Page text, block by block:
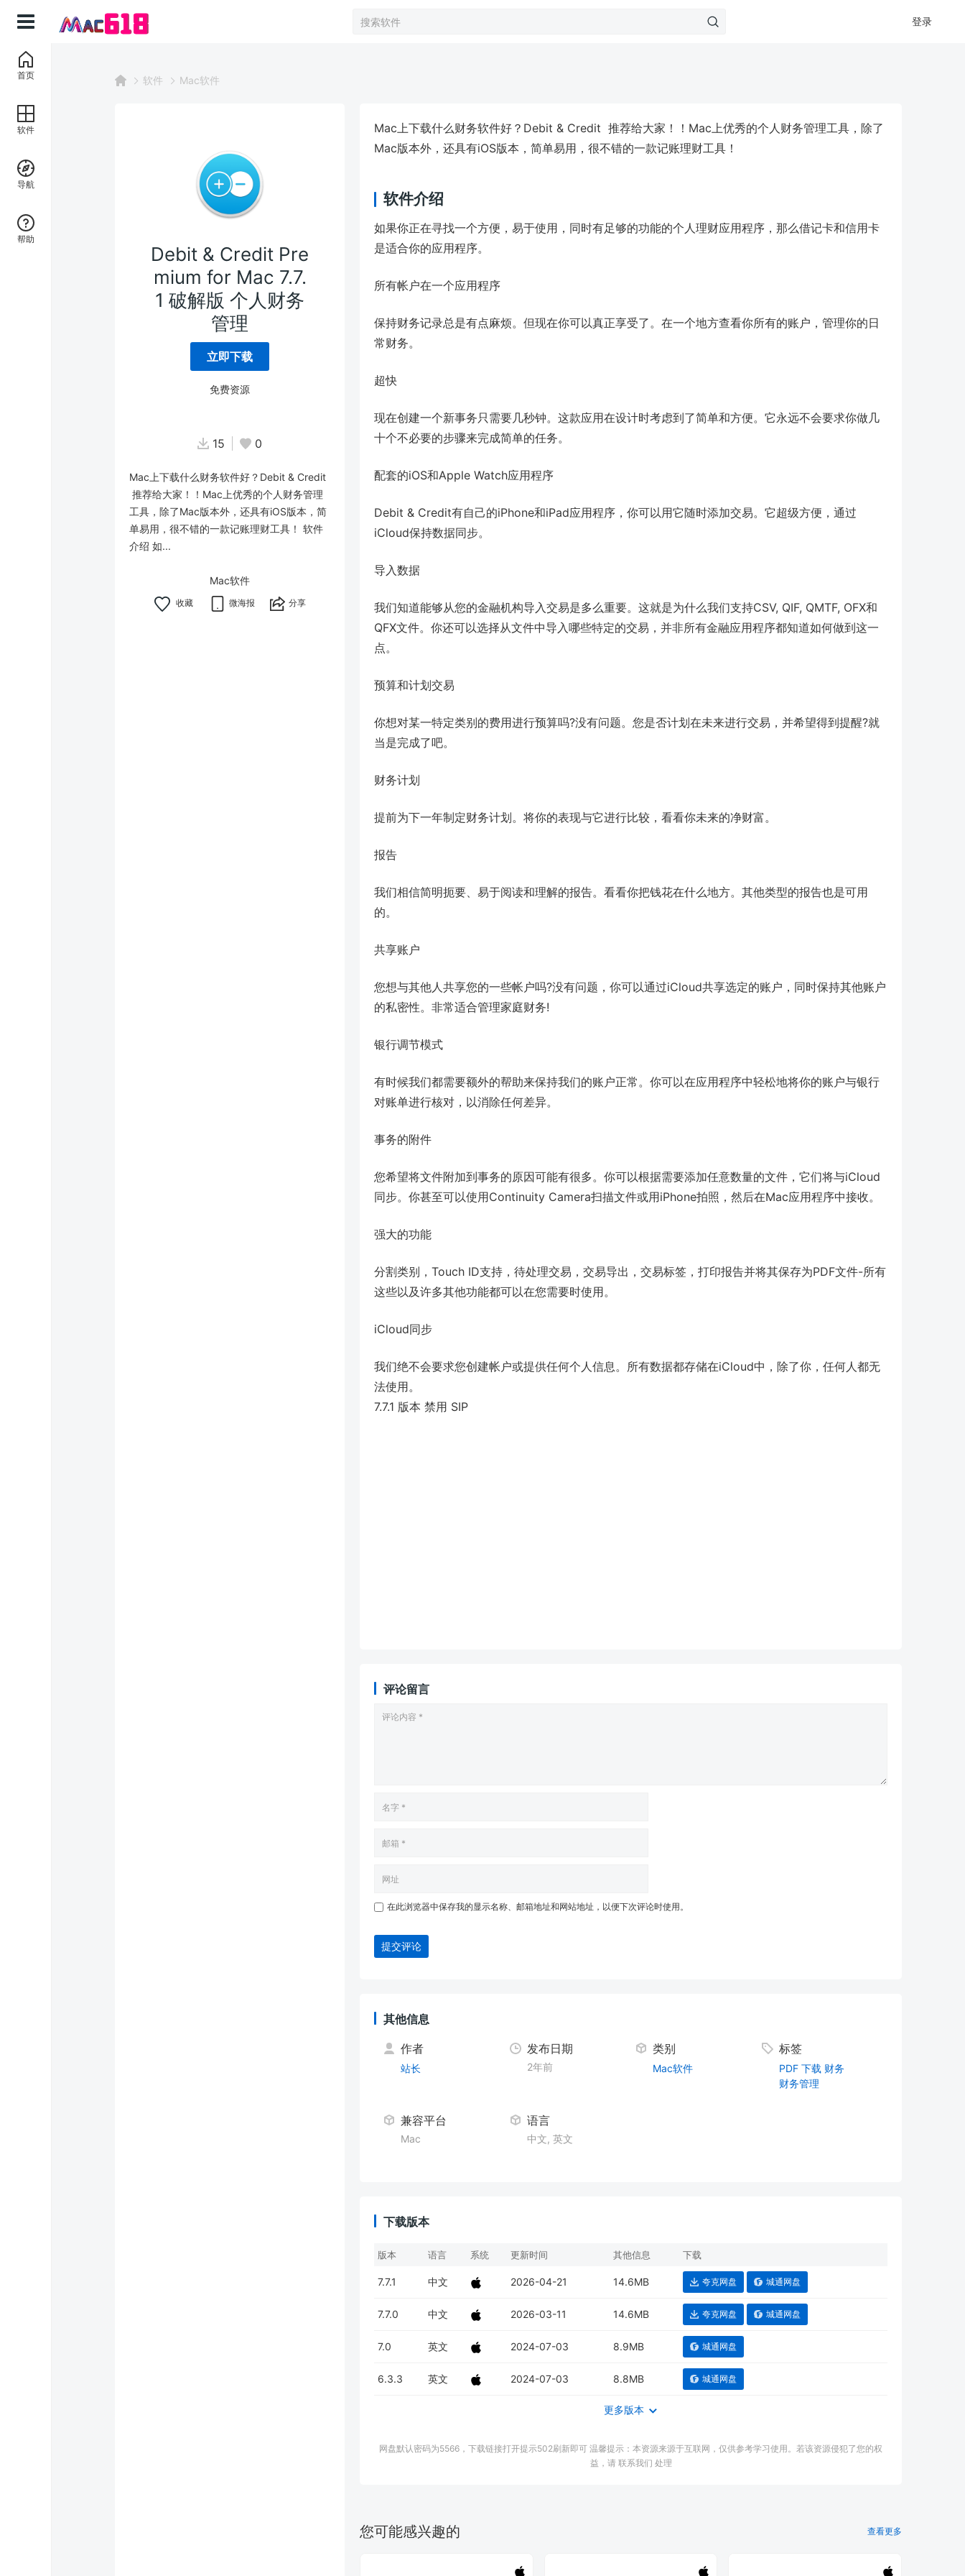
登录
软件 Mac软件
Debit & Credit Pre
mium for Mac 7.7.
1 破解版 个人财务
管理
立即下载
免费资源
15 0
Mac上下载什么财务软件好？Debit & Credit
推荐给大家！！Mac上优秀的个人财务管理
工具，除了Mac版本外，还具有iOS版本，简
单易用，很不错的一款记账理财工具！ 软件
介绍 如...
Mac软件
微海报 分享
Mac上下载什么财务软件好？Debit & Credit 推荐给大家！！Mac上优秀的个人财务管理工具，除了
Mac版本外，还具有iOS版本，简单易用，很不错的一款记账理财工具！
软件介绍
如果你正在寻找一个方便，易于使用，同时有足够的功能的个人理财应用程序，那么借记卡和信用卡
是适合你的应用程序。
所有帐户在一个应用程序
保持财务记录总是有点麻烦。但现在你可以真正享受了。在一个地方查看你所有的账户，管理你的日
常财务。
超快
现在创建一个新事务只需要几秒钟。这款应用在设计时考虑到了简单和方便。它永远不会要求你做几
十个不必要的步骤来完成简单的任务。
配套的iOS和Apple Watch应用程序
Debit & Credit有自己的iPhone和iPad应用程序，你可以用它随时添加交易。它超级方便，通过
iCloud保持数据同步。
导入数据
我们知道能够从您的金融机构导入交易是多么重要。这就是为什么我们支持CSV, QIF, QMTF, OFX和
QFX文件。你还可以选择从文件中导入哪些特定的交易，并非所有金融应用程序都知道如何做到这一
点。
预算和计划交易
你想对某一特定类别的费用进行预算吗?没有问题。您是否计划在未来进行交易，并希望得到提醒?就
当是完成了吧。
财务计划
提前为下一年制定财务计划。将你的表现与它进行比较，看看你未来的净财富。
报告
我们相信简明扼要、易于阅读和理解的报告。看看你把钱花在什么地方。其他类型的报告也是可用
的。
共享账户
您想与其他人共享您的一些帐户吗?没有问题，你可以通过iCloud共享选定的账户，同时保持其他账户
的私密性。非常适合管理家庭财务!
银行调节模式
有时候我们都需要额外的帮助来保持我们的账户正常。你可以在应用程序中轻松地将你的账户与银行
对账单进行核对，以消除任何差异。
事务的附件
您希望将文件附加到事务的原因可能有很多。你可以根据需要添加任意数量的文件，它们将与iCloud
同步。你甚至可以使用Continuity Camera扫描文件或用iPhone拍照，然后在Mac应用程序中接收。
强大的功能
分割类别，Touch ID支持，待处理交易，交易导出，交易标签，打印报告并将其保存为PDF文件-所有
这些以及许多其他功能都可以在您需要时使用。
iCloud同步
我们绝不会要求您创建帐户或提供任何个人信息。所有数据都存储在iCloud中，除了你，任何人都无
法使用。
7.7.1 版本 禁用 SIP
评论留言
在此浏览器中保存我的显示名称、邮箱地址和网站地址，以便下次评论时使用。
提交评论
其他信息
作者
站长
发布日期
2年前
类别
Mac软件
标签
PDF 下载 财务
财务管理
兼容平台
Mac
语言
中文, 英文
下载版本
版本 语言 系统 更新时间 其他信息 下载
7.7.1 中文 2026-04-21 14.6MB 夸克网盘 城通网盘
7.7.0 中文 2026-03-11 14.6MB 夸克网盘 城通网盘
7.0 英文 2024-07-03 8.9MB 城通网盘
6.3.3 英文 2024-07-03 8.8MB 城通网盘
更多版本
网盘默认密码为5566，下载链接打开提示502刷新即可 温馨提示：本资源来源于互联网，仅供参考学习使用。若该资源侵犯了您的权
益，请 联系我们 处理
您可能感兴趣的 查看更多
首页
软件
导航
帮助